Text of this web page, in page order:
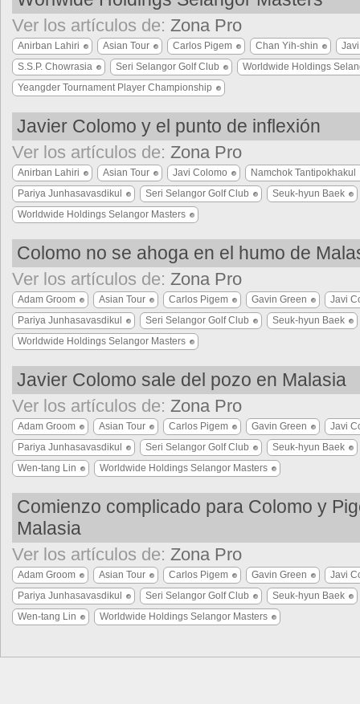
Ver los artículos de: Zona Pro
Anirban Lahiri Asian Tour Carlos Pigem Chan Yih-shin
S.S.P. Chowrasia
Seri Selangor Golf Club
Worldwide Holdings
Yeangder Tournament Player Championship
Javier Colomo y el punto de inflexión
Ver los artículos de: Zona Pro
Anirban Lahiri Asian Tour Javi Colomo
Namchok Tantipokhakul
Pariya Junhasavasdikul
Seri Selangor Golf Club
Seuk-hyun Baek
Worldwide Holdings Selangor Masters
Colomo no se ahoga en el humo de
Ver los artículos de: Zona Pro
Adam Groom Asian Tour Carlos Pigem Gavin Green
Javi
Pariya Junhasavasdikul
Seri Selangor Golf Club
Seuk-hyun Baek
Worldwide Holdings Selangor Masters
Javier Colomo sale del pozo en Malasia
Ver los artículos de: Zona Pro
Adam Groom Asian Tour Carlos Pigem Gavin Green
Javi
Pariya Junhasavasdikul
Seri Selangor Golf Club
Seuk-hyun Baek
Wen-tang Lin
Worldwide Holdings Selangor Masters
Comienzo complicado para Colomo y
Malasia
Ver los artículos de: Zona Pro
Adam Groom Asian Tour Carlos Pigem Gavin Green
Javi
Pariya Junhasavasdikul
Seri Selangor Golf Club
Seuk-hyun Baek
Wen-tang Lin
Worldwide Holdings Selangor Masters